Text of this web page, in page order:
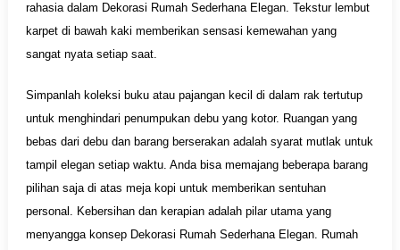
rahasia dalam Dekorasi Rumah Sederhana Elegan. Tekstur lembut
karpet di bawah kaki memberikan sensasi kemewahan yang
sangat nyata setiap saat.
Simpanlah koleksi buku atau pajangan kecil di dalam rak tertutup
untuk menghindari penumpukan debu yang kotor. Ruangan yang
bebas dari debu dan barang berserakan adalah syarat mutlak untuk
tampil elegan setiap waktu. Anda bisa memajang beberapa barang
pilihan saja di atas meja kopi untuk memberikan sentuhan
personal. Kebersihan dan kerapian adalah pilar utama yang
menyangga konsep Dekorasi Rumah Sederhana Elegan. Rumah